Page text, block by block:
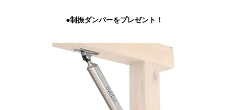
●制振ダンパーをプレゼント！